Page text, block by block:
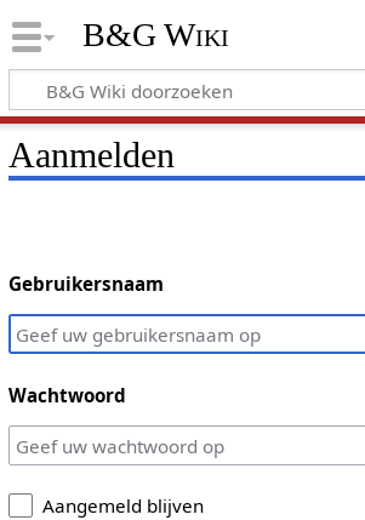
B&G Wiki
Aanmelden
Gebruikersnaam
Wachtwoord
Aangemeld blijven